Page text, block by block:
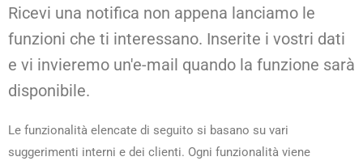
Ricevi una notifica non appena lanciamo le
funzioni che ti interessano. Inserite i vostri dati
e vi invieremo un'e-mail quando la funzione sarà
disponibile.
Le funzionalità elencate di seguito si basano su vari
suggerimenti interni e dei clienti. Ogni funzionalità viene